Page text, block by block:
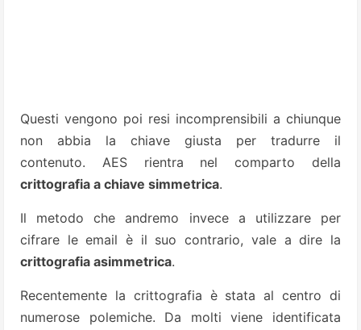
Questi vengono poi resi incomprensibili a chiunque
non abbia la chiave giusta per tradurre il
contenuto. AES rientra nel comparto della
crittografia a chiave simmetrica.
Il metodo che andremo invece a utilizzare per
cifrare le email è il suo contrario, vale a dire la
crittografia asimmetrica.
Recentemente la crittografia è stata al centro di
numerose polemiche. Da molti viene identificata